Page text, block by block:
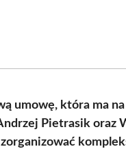
umowę, która ma
Pietrasik oraz